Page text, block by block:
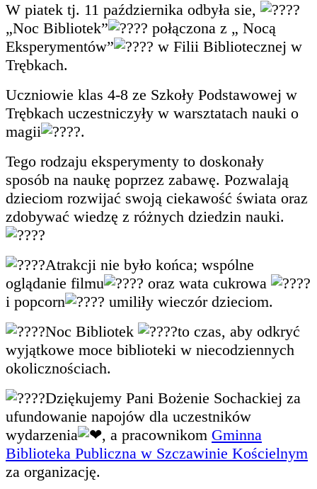
W piatek tj. 11 października odbyła sie,
„Noc Bibliotek”
połączona z „ Nocą
Eksperymentów”
w Filii Bibliotecznej w
Trębkach.
Uczniowie klas 4-8 ze Szkoły Podstawowej w
Trębkach uczestniczyły w warsztatach nauki o
magii
.
Tego rodzaju eksperymenty to doskonały
sposób na naukę poprzez zabawę. Pozwalają
dzieciom rozwijać swoją ciekawość świata oraz
zdobywać wiedzę z różnych dziedzin nauki.
Atrakcji nie było końca; wspólne
oglądanie filmu
oraz wata cukrowa
i popcorn
umiliły wieczór dzieciom.
Noc Bibliotek
to czas, aby odkryć
wyjątkowe moce biblioteki w niecodziennych
okolicznościach.
Dziękujemy Pani Bożenie Sochackiej za
ufundowanie napojów dla uczestników
wydarzenia
, a pracownikom Gminna
Biblioteka Publiczna w Szczawinie Kościelnym
za organizację.